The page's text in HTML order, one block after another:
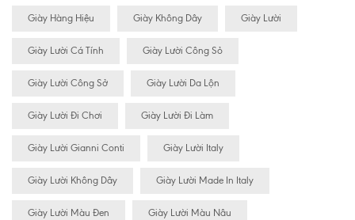
Giày Hàng Hiệu Giày Không Dây Giày Lười
Giày Lười Cá Tính Giày Lười Công Sỏ
Giày Lười Công Sở Giày Lười Da Lộn
Giày Lười Đi Chơi Giày Lười Đi Làm
Giày Lười Gianni Conti Giày Lười Italy
Giày Lười Không Dây Giày Lười Made In Italy
Giày Lười Màu Đen Giày Lười Màu Nâu